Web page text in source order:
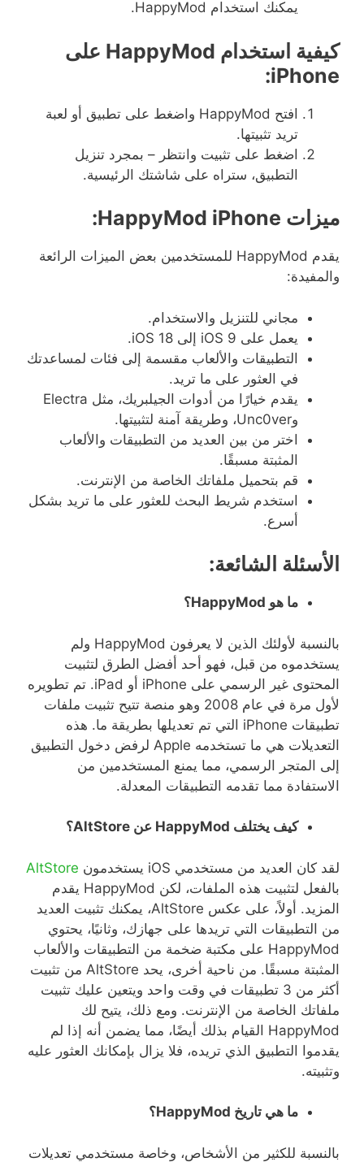
يمكنك استخدام
كيفية استخدام
على
iPhone:
افتح
واضغط على تطبيق أو لعبة
تريد تثبيتها.
اضغط على تثبيت وانتظر – بمجرد تنزيل
التطبيق، ستراه على شاشتك الرئيسية.
ميزات
يقدم
للمستخدمين بعض الميزات الرائعة
والمفيدة:
مجاني للتنزيل والاستخدام.
يعمل على إلى
التطبيقات والألعاب مقسمة إلى فئات لمساعدتك
في العثور على ما تريد.
يقدم خيارًا من أدوات الجيلبريك، مثل
وUnc0ver، وطريقة آمنة لتثبيتها.
اختر من بين العديد من التطبيقات والألعاب
المثبتة مسبقًا.
قم بتحميل ملفاتك الخاصة من الإنترنت.
استخدم شريط البحث للعثور على ما تريد بشكل
أسرع.
الأسئلة الشائعة:
ما هو ؟
بالنسبة لأولئك الذين لا يعرفون
ولم
يستخدموه من قبل، فهو أحد أفضل الطرق لتثبيت
المحتوى غير الرسمي على
أو
تم تطويره
لأول مرة في عام
وهو منصة تتيح تثبيت ملفات
تطبيقات
التي تم تعديلها بطريقة ما. هذه
التعديلات هي ما تستخدمه
لرفض دخول التطبيق
إلى المتجر الرسمي، مما يمنع المستخدمين من
الاستفادة مما تقدمه التطبيقات المعدلة.
كيف يختلف عن ؟
لقد كان العديد من مستخدمي يستخدمون
بالفعل لتثبيت هذه الملفات، لكن
يقدم
المزيد. أولاً، على عكس
، يمكنك تثبيت العديد
من التطبيقات التي تريدها على جهازك، وثانيًا، يحتوي
HappyMod على مكتبة ضخمة من التطبيقات والألعاب
المثبتة مسبقًا. من ناحية أخرى، يحد
من تثبيت
أكثر من
تطبيقات في وقت واحد ويتعين عليك تثبيت
ملفاتك الخاصة من الإنترنت. ومع ذلك، يتيح لك
HappyMod القيام بذلك أيضًا، مما يضمن أنه إذا لم
يقدموا التطبيق الذي تريده، فلا يزال بإمكانك العثور عليه
وتثبيته.
ما هي تاريخ ؟
بالنسبة للكثير من الأشخاص، وخاصة مستخدمي تعديلات